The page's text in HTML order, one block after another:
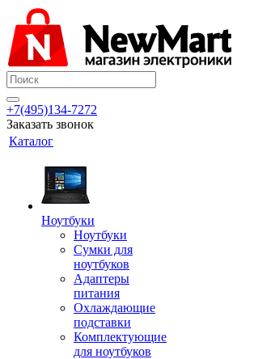
+7(495)134-7272
Заказать звонок
Каталог
Ноутбуки
Ноутбуки
Сумки для
ноутбуков
Адаптеры
питания
Охлаждающие
подставки
Комплектующие
для ноутбуков